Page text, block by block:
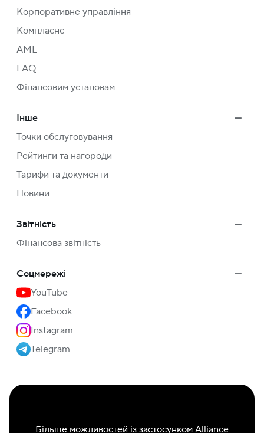
Корпоративне управління
Комплаєнс
AML
FAQ
Фінансовим установам
Інше
Точки обслуговування
Рейтинги та нагороди
Тарифи та документи
Новини
Звітність
Фінансова звітність
Соцмережі
YouTube
Facebook
Instagram
Telegram
Більше можливостей із застосунком Alliance